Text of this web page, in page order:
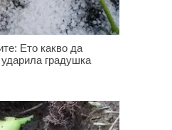
Ето какво да
градушка